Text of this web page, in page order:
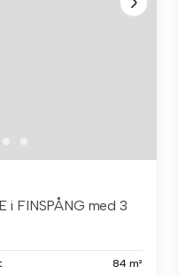
i FINSPÅNG med 3
84 m²